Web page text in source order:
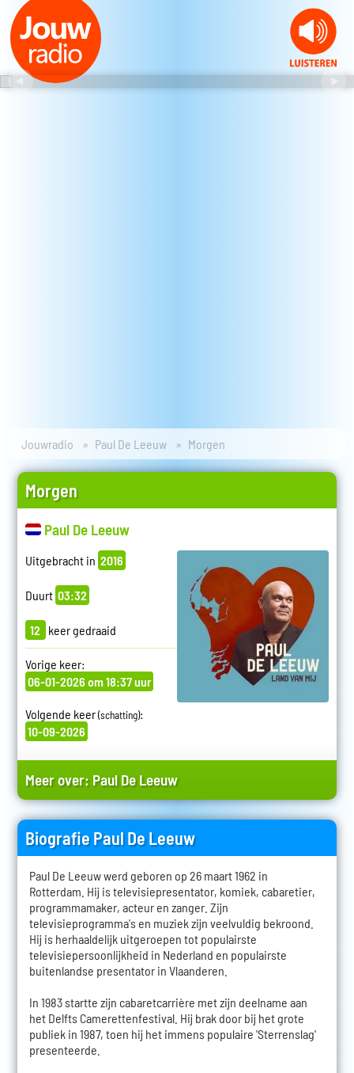
Jouwradio Paul De Leeuw Morgen
Morgen
Paul De Leeuw
Uitgebracht in 2016
Duurt 03:32
12 keer gedraaid
Vorige keer:
06-01-2026 om 18:37 uur
Volgende keer(schatting):
10-09-2026
Meer over: Paul De Leeuw
Biografie Paul De Leeuw
Paul De Leeuw werd geboren op 26 maart 1962 in
Rotterdam. Hij is televisiepresentator, komiek, cabaretier,
programmamaker, acteur en zanger. Zijn
televisieprogramma's en muziek zijn veelvuldig bekroond.
Hij is herhaaldelijk uitgeroepen tot populairste
televisiepersoonlijkheid in Nederland en populairste
buitenlandse presentator in Vlaanderen.
In 1983 startte zijn cabaretcarrière met zijn deelname aan
het Delfts Camerettenfestival. Hij brak door bij het grote
publiek in 1987, toen hij het immens populaire 'Sterrenslag'
presenteerde.